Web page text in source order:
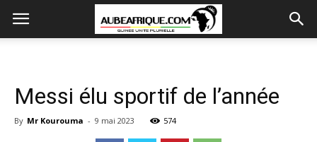
Messi élu sportif de l’année
By Mr Kourouma - 9 mai 2023 574